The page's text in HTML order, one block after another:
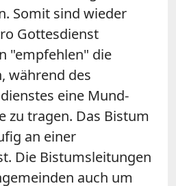
Somit sind wieder
Gottesdienst
"empfehlen" die
während des
eine Mund-
zu tragen. Das Bistum
an einer
Die Bistumsleitungen
auch um